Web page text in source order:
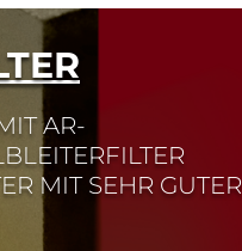
AR-
MIT SEHR GUTER